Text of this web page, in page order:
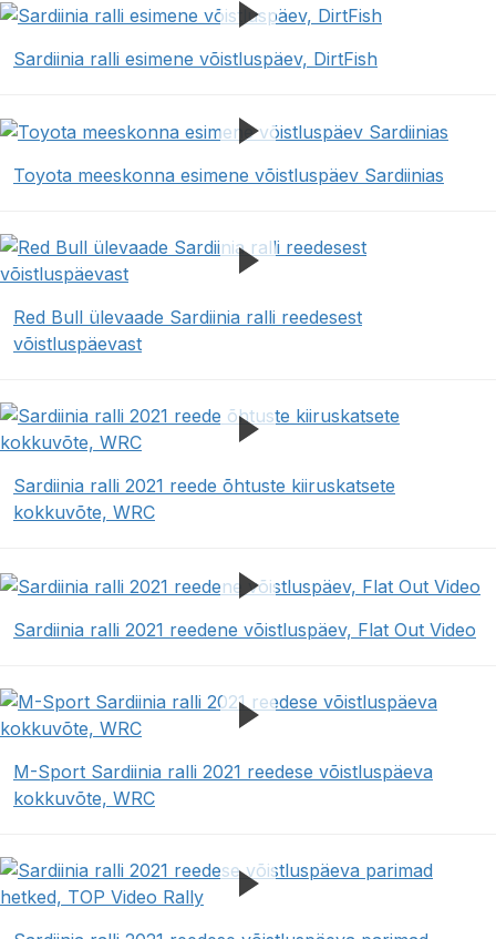
Sardiinia ralli esimene võistluspäev, DirtFish
Toyota meeskonna esimene võistluspäev Sardiinias
Red Bull ülevaade Sardiinia ralli reedesest
võistluspäevast
Sardiinia ralli 2021 reede õhtuste kiiruskatsete
kokkuvõte, WRC
Sardiinia ralli 2021 reedene võistluspäev, Flat Out Video
M-Sport Sardiinia ralli 2021 reedese võistluspäeva
kokkuvõte, WRC